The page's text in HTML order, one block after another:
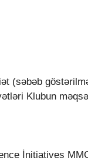
(səbəb
Klubun
İnitiatives